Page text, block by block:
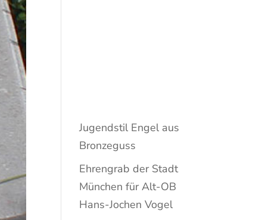
Jugendstil Engel aus
Bronzeguss
Ehrengrab der Stadt
München für Alt-OB
Hans-Jochen Vogel